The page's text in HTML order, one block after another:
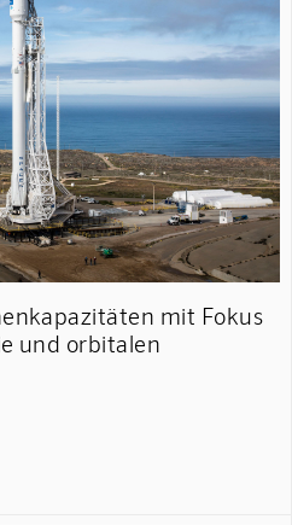
mit Fokus
und orbitalen